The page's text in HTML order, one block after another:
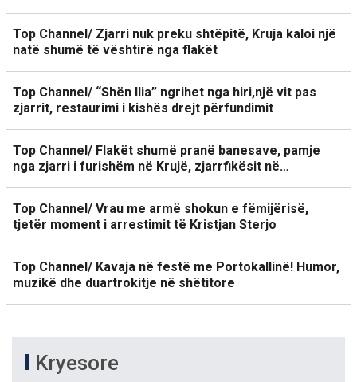
Top Channel/ Zjarri nuk preku shtëpitë, Kruja kaloi një
natë shumë të vështirë nga flakët
Top Channel/ “Shën Ilia” ngrihet nga hiri,një vit pas
zjarrit, restaurimi i kishës drejt përfundimit
Top Channel/ Flakët shumë pranë banesave, pamje
nga zjarri i furishëm në Krujë, zjarrfikësit në…
Top Channel/ Vrau me armë shokun e fëmijërisë,
tjetër moment i arrestimit të Kristjan Sterjo
Top Channel/ Kavaja në festë me Portokallinë! Humor,
muzikë dhe duartrokitje në shëtitore
Kryesore